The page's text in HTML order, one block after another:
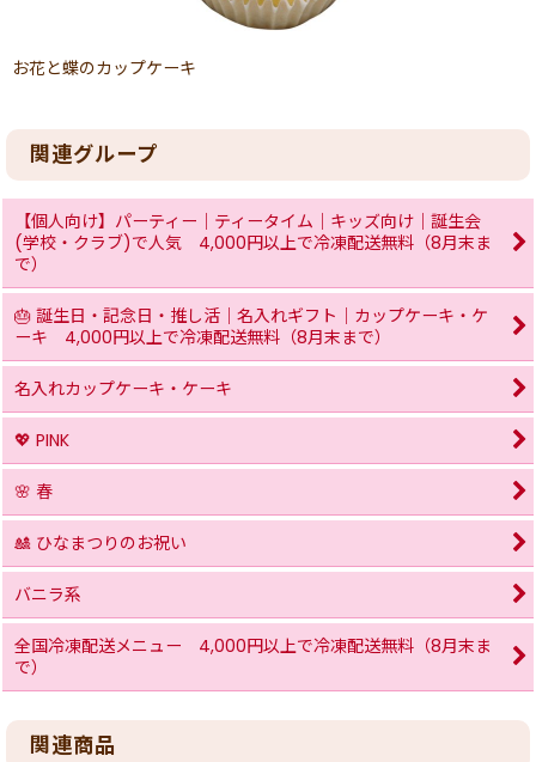
お花と蝶のカップケーキ
関連グループ
【個人向け】パーティー｜ティータイム｜キッズ向け｜誕生会
(学校・クラブ)で人気 4,000円以上で冷凍配送無料（8月末ま
で）
🎂 誕生日・記念日・推し活｜名入れギフト｜カップケーキ・ケ
ーキ 4,000円以上で冷凍配送無料（8月末まで）
名入れカップケーキ・ケーキ
💖 PINK
🌸 春
🎎 ひなまつりのお祝い
バニラ系
全国冷凍配送メニュー 4,000円以上で冷凍配送無料（8月末ま
で）
関連商品